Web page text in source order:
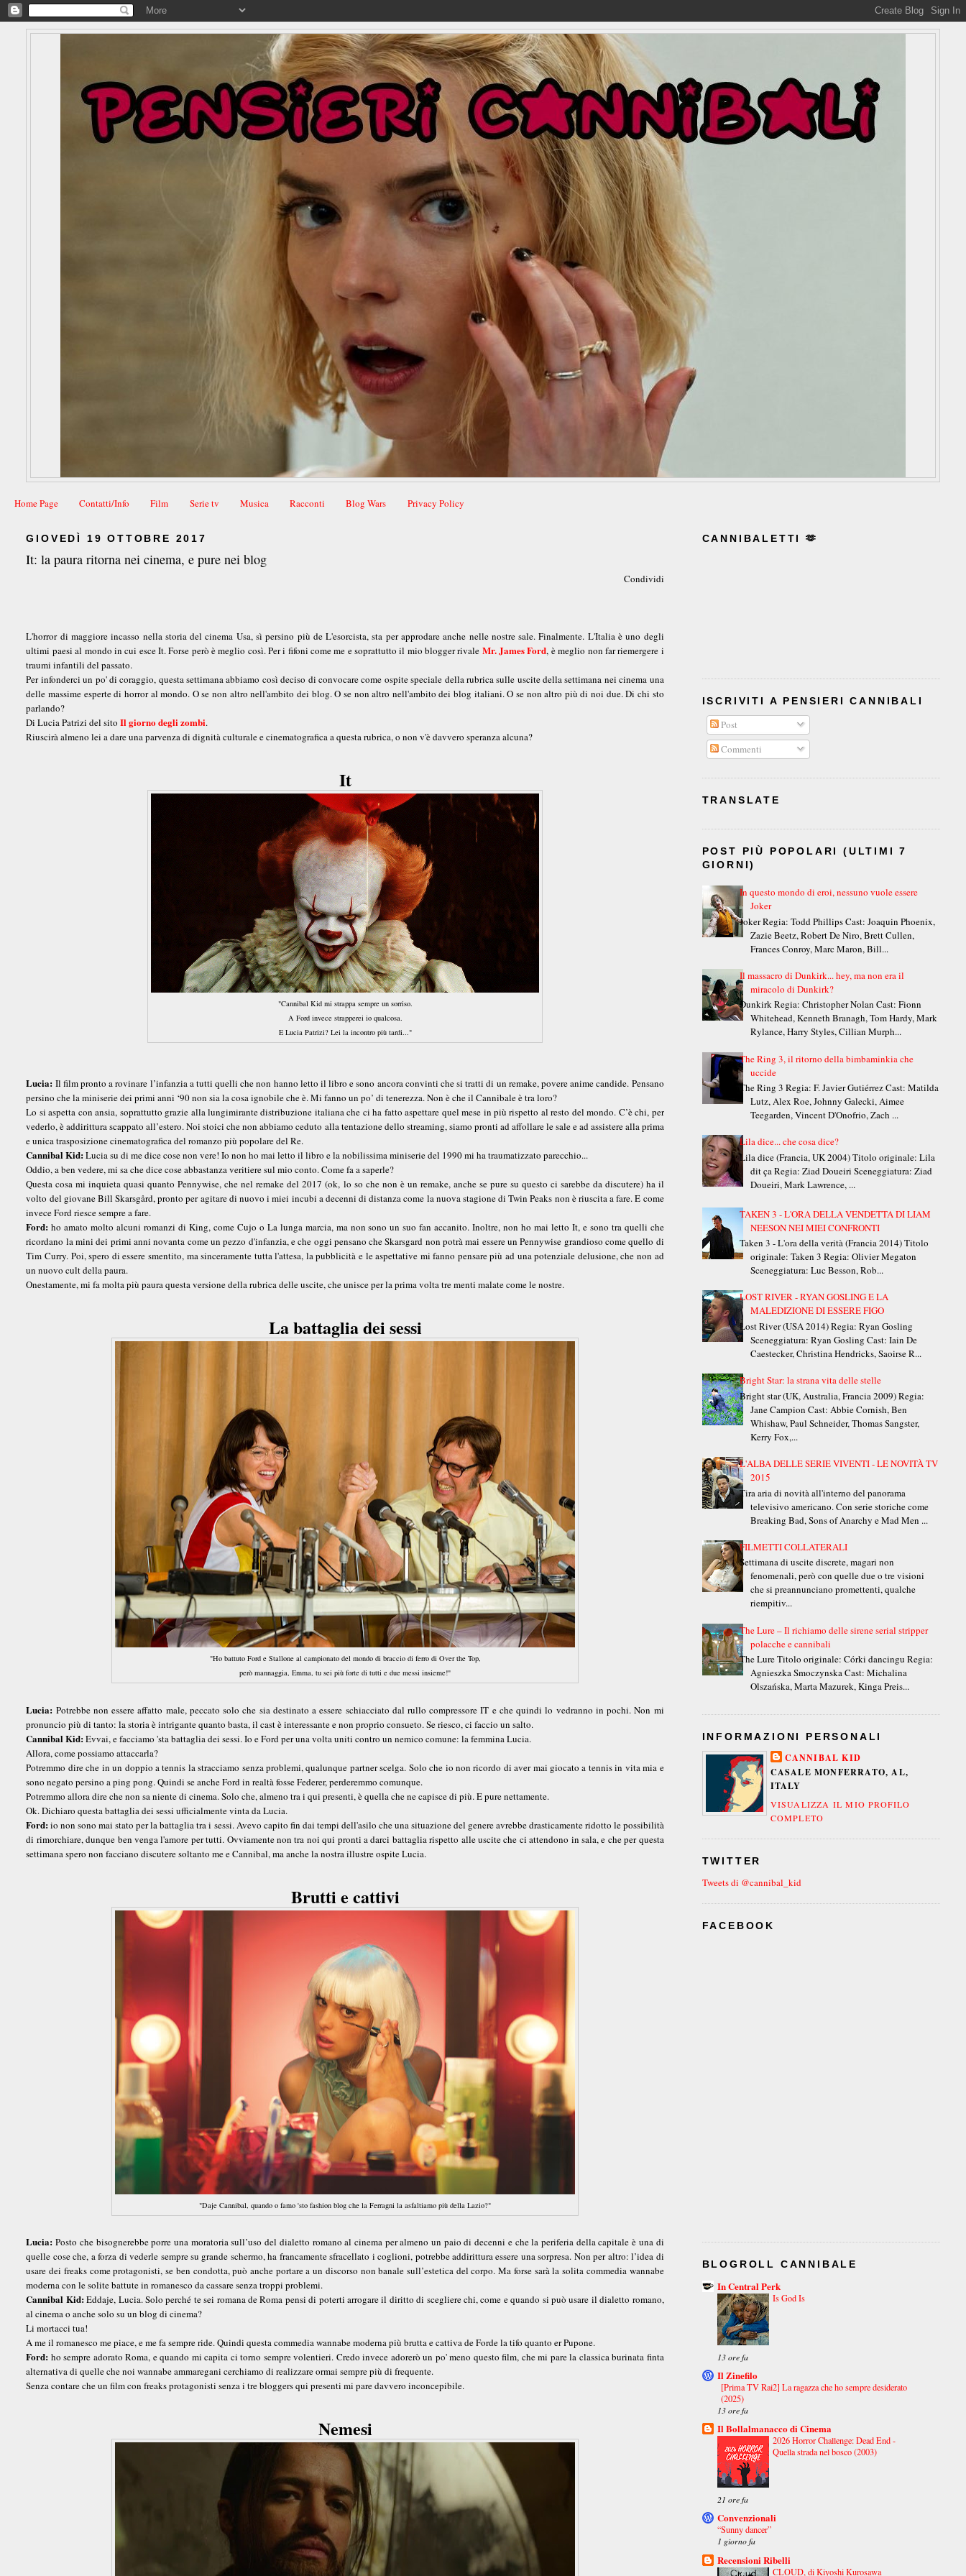
Home Page Contatti/Info Film Serie tv Musica Racconti Blog Wars Privacy Policy
GIOVEDÌ 19 OTTOBRE 2017
It: la paura ritorna nei cinema, e pure nei blog
Condividi
L'horror di maggiore incasso nella storia del cinema Usa, sì persino più de L'esorcista, sta per approdare anche nelle nostre sale. Finalmente. L'Italia è uno degli
ultimi paesi al mondo in cui esce It. Forse però è meglio così. Per i fifoni come me e soprattutto il mio blogger rivale Mr. James Ford, è meglio non far riemergere i
traumi infantili del passato.
Per infonderci un po' di coraggio, questa settimana abbiamo così deciso di convocare come ospite speciale della rubrica sulle uscite della settimana nei cinema una
delle massime esperte di horror al mondo. O se non altro nell'ambito dei blog. O se non altro nell'ambito dei blog italiani. O se non altro più di noi due. Di chi sto
parlando?
Di Lucia Patrizi del sitoIl giorno degli zombi.
Riuscirà almeno lei a dare una parvenza di dignità culturale e cinematografica a questa rubrica, o non v'è davvero speranza alcuna?
It
"Cannibal Kid mi strappa sempre un sorriso.
A Ford invece strapperei io qualcosa.
E Lucia Patrizi? Lei la incontro più tardi..."
Lucia: Il film pronto a rovinare l’infanzia a tutti quelli che non hanno letto il libro e sono ancora convinti che si tratti di un remake, povere anime candide. Pensano
persino che la miniserie dei primi anni ‘90 non sia la cosa ignobile che è. Mi fanno un po’ di tenerezza. Non è che il Cannibale è tra loro?
Lo si aspetta con ansia, soprattutto grazie alla lungimirante distribuzione italiana che ci ha fatto aspettare quel mese in più rispetto al resto del mondo. C’è chi, per
vederlo, è addirittura scappato all’estero. Noi stoici che non abbiamo ceduto alla tentazione dello streaming, siamo pronti ad affollare le sale e ad assistere alla prima
e unica trasposizione cinematografica del romanzo più popolare del Re.
Cannibal Kid:Lucia su di me dice cose non vere! Io non ho mai letto il libro e la nobilissima miniserie del 1990 mi ha traumatizzato parecchio...
Oddio, a ben vedere, mi sa che dice cose abbastanza veritiere sul mio conto. Come fa a saperle?
Questa cosa mi inquieta quasi quanto Pennywise, che nel remake del 2017 (ok, lo so che non è un remake, anche se pure su questo ci sarebbe da discutere) ha il
volto del giovane Bill Skarsgård, pronto per agitare di nuovo i miei incubi a decenni di distanza come la nuova stagione di Twin Peaks non è riuscita a fare. E come
invece Ford riesce sempre a fare.
Ford:ho amato molto alcuni romanzi di King, come Cujo o La lunga marcia, ma non sono un suo fan accanito. Inoltre, non ho mai letto It, e sono tra quelli che
ricordano la mini dei primi anni novanta come un pezzo d'infanzia, e che oggi pensano che Skarsgard non potrà mai essere un Pennywise grandioso come quello di
Tim Curry. Poi, spero di essere smentito, ma sinceramente tutta l'attesa, la pubblicità e le aspettative mi fanno pensare più ad una potenziale delusione, che non ad
un nuovo cult della paura.
Onestamente, mi fa molta più paura questa versione della rubrica delle uscite, che unisce per la prima volta tre menti malate come le nostre.
La battaglia dei sessi
"Ho battuto Ford e Stallone al campionato del mondo di braccio di ferro di Over the Top,
però mannaggia, Emma, tu sei più forte di tutti e due messi insieme!"
Lucia: Potrebbe non essere affatto male, peccato solo che sia destinato a essere schiacciato dal rullo compressore IT e che quindi lo vedranno in pochi. Non mi
pronuncio più di tanto: la storia è intrigante quanto basta, il cast è interessante e non proprio consueto. Se riesco, ci faccio un salto.
Cannibal Kid:Evvai, e facciamo 'sta battaglia dei sessi. Io e Ford per una volta uniti contro un nemico comune: la femmina Lucia.
Allora, come possiamo attaccarla?
Potremmo dire che in un doppio a tennis la stracciamo senza problemi, qualunque partner scelga. Solo che io non ricordo di aver mai giocato a tennis in vita mia e
sono negato persino a ping pong. Quindi se anche Ford in realtà fosse Federer, perderemmo comunque.
Potremmo allora dire che non sa niente di cinema. Solo che, almeno tra i qui presenti, è quella che ne capisce di più. E pure nettamente.
Ok. Dichiaro questa battaglia dei sessi ufficialmente vinta da Lucia.
Ford:io non sono mai stato per la battaglia tra i sessi. Avevo capito fin dai tempi dell'asilo che una situazione del genere avrebbe drasticamente ridotto le possibilità
di rimorchiare, dunque ben venga l'amore per tutti. Ovviamente non tra noi qui pronti a darci battaglia rispetto alle uscite che ci attendono in sala, e che per questa
settimana spero non facciano discutere soltanto me e Cannibal, ma anche la nostra illustre ospite Lucia.
Brutti e cattivi
"Daje Cannibal, quando o famo 'sto fashion blog che la Ferragni la asfaltiamo più della Lazio?"
Lucia:Posto che bisognerebbe porre una moratoria sull’uso del dialetto romano al cinema per almeno un paio di decenni e che la periferia della capitale è una di
quelle cose che, a forza di vederle sempre su grande schermo, ha francamente sfracellato i coglioni, potrebbe addirittura essere una sorpresa. Non per altro: l’idea di
usare dei freaks come protagonisti, se ben condotta, può anche portare a un discorso non banale sull’estetica del corpo. Ma forse sarà la solita commedia wannabe
moderna con le solite battute in romanesco da cassare senza troppi problemi.
Cannibal Kid:Eddaje, Lucia. Solo perché te sei romana de Roma pensi di poterti arrogare il diritto di scegliere chi, come e quando si può usare il dialetto romano,
al cinema o anche solo su un blog di cinema?
Li mortacci tua!
A me il romanesco me piace, e me fa sempre ride. Quindi questa commedia wannabe moderna più brutta e cattiva de Forde la tifo quanto er Pupone.
Ford: ho sempre adorato Roma, e quando mi capita ci torno sempre volentieri. Credo invece adorerò un po' meno questo film, che mi pare la classica burinata finta
alternativa di quelle che noi wannabe ammaregani cerchiamo di realizzare ormai sempre più di frequente.
Senza contare che un film con freaks protagonisti senza i tre bloggers qui presenti mi pare davvero inconcepibile.
Nemesi
CANNIBALETTI 🫶
ISCRIVITI A PENSIERI CANNIBALI
Post
Commenti
TRANSLATE
POST PIÙ POPOLARI (ULTIMI 7
GIORNI)
In questo mondo di eroi, nessuno vuole essere
Joker
Joker Regia: Todd Phillips Cast: Joaquin Phoenix,
Zazie Beetz, Robert De Niro, Brett Cullen,
Frances Conroy, Marc Maron, Bill...
Il massacro di Dunkirk... hey, ma non era il
miracolo di Dunkirk?
Dunkirk Regia: Christopher Nolan Cast: Fionn
Whitehead, Kenneth Branagh, Tom Hardy, Mark
Rylance, Harry Styles, Cillian Murph...
The Ring 3, il ritorno della bimbaminkia che
uccide
The Ring 3 Regia: F. Javier Gutiérrez Cast: Matilda
Lutz, Alex Roe, Johnny Galecki, Aimee
Teegarden, Vincent D'Onofrio, Zach ...
Lila dice... che cosa dice?
Lila dice (Francia, UK 2004) Titolo originale: Lila
dit ça Regia: Ziad Doueiri Sceneggiatura: Ziad
Doueiri, Mark Lawrence, ...
TAKEN 3 - L'ORA DELLA VENDETTA DI LIAM
NEESON NEI MIEI CONFRONTI
Taken 3 - L'ora della verità (Francia 2014) Titolo
originale: Taken 3 Regia: Olivier Megaton
Sceneggiatura: Luc Besson, Rob...
LOST RIVER - RYAN GOSLING E LA
MALEDIZIONE DI ESSERE FIGO
Lost River (USA 2014) Regia: Ryan Gosling
Sceneggiatura: Ryan Gosling Cast: Iain De
Caestecker, Christina Hendricks, Saoirse R...
Bright Star: la strana vita delle stelle
Bright star (UK, Australia, Francia 2009) Regia:
Jane Campion Cast: Abbie Cornish, Ben
Whishaw, Paul Schneider, Thomas Sangster,
Kerry Fox,...
L'ALBA DELLE SERIE VIVENTI - LE NOVITÀ TV
2015
Tira aria di novità all'interno del panorama
televisivo americano. Con serie storiche come
Breaking Bad, Sons of Anarchy e Mad Men ...
FILMETTI COLLATERALI
Settimana di uscite discrete, magari non
fenomenali, però con quelle due o tre visioni
che si preannunciano promettenti, qualche
riempitiv...
The Lure – Il richiamo delle sirene serial stripper
polacche e cannibali
The Lure Titolo originale: Córki dancingu Regia:
Agnieszka Smoczynska Cast: Michalina
Olszańska, Marta Mazurek, Kinga Preis...
INFORMAZIONI PERSONALI
CANNIBAL KID
CASALE MONFERRATO, AL,
ITALY
VISUALIZZA IL MIO PROFILO
COMPLETO
TWITTER
Tweets di @cannibal_kid
FACEBOOK
BLOGROLL CANNIBALE
In Central Perk
Is God Is
13 ore fa
Il Zinefilo
[Prima TV Rai2] La ragazza che ho sempre desiderato
(2025)
13 ore fa
Il Bollalmanacco di Cinema
2026 Horror Challenge: Dead End -
Quella strada nel bosco (2003)
21 ore fa
Convenzionali
“Sunny dancer”
1 giorno fa
Recensioni Ribelli
CLOUD, di Kiyoshi Kurosawa